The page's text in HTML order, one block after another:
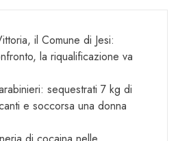
il Comune di Jesi:
la riqualificazione va
sequestrati 7 kg di
e soccorsa una donna